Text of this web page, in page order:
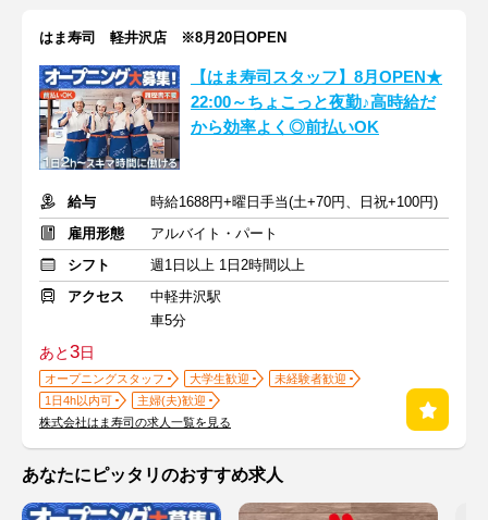
はま寿司 軽井沢店 ※8月20日OPEN
【はま寿司スタッフ】8月OPEN★
22:00～ちょこっと夜勤♪高時給だ
から効率よく◎前払いOK
給与
時給1688円+曜日手当(土+70円、日祝+100円)
雇用形態
アルバイト・パート
シフト
週1日以上 1日2時間以上
アクセス
中軽井沢駅
車5分
あと3日
オープニングスタッフ 大学生歓迎
未経験者歓迎
1日4h以内可
主婦(夫)歓迎
株式会社はま寿司の求人一覧を見る
あなたにピッタリのおすすめ求人